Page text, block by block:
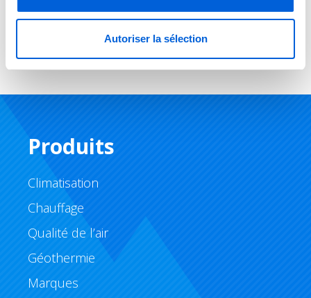
Autoriser la sélection
conseiller et de répondre à toutes vos
Produits
Climatisation
Chauffage
Qualité de l’air
Géothermie
Marques